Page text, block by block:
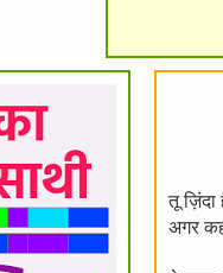
तू ज़िंदा
अगर